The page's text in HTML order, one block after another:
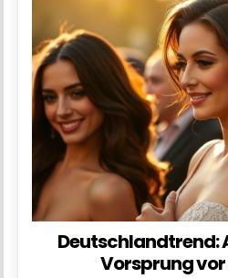
Deutschlandtrend:
Vorsprung vor